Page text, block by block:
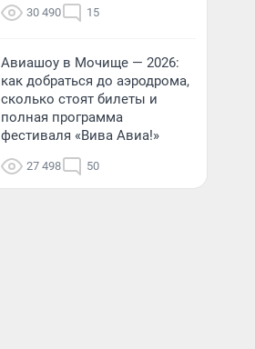
30 490 15
Авиашоу в Мочище — 2026:
как добраться до аэродрома,
сколько стоят билеты и
полная программа
фестиваля «Вива Авиа!»
27 498 50